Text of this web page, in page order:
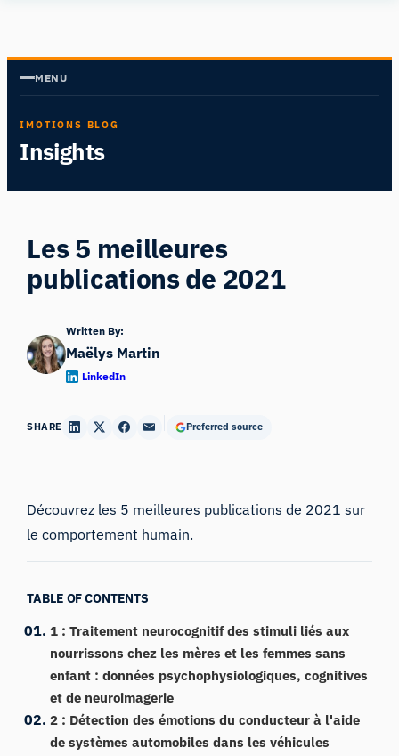
contenu
MENU
IMOTIONS BLOG
Insights
Les 5 meilleures
publications de 2021
Written By:
Maëlys Martin
LinkedIn
SHARE Preferred source
Découvrez les 5 meilleures publications de 2021 sur
le comportement humain.
TABLE OF CONTENTS
1 : Traitement neurocognitif des stimuli liés aux
nourrissons chez les mères et les femmes sans
enfant : données psychophysiologiques, cognitives
et de neuroimagerie
2 : Détection des émotions du conducteur à l'aide
de systèmes automobiles dans les véhicules